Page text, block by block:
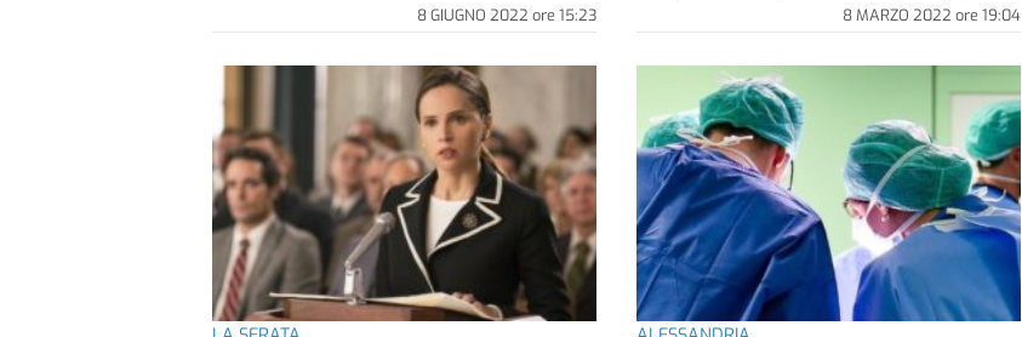
8 GIUGNO 2022 ore 15:23 8 MARZO 2022 ore 19:04